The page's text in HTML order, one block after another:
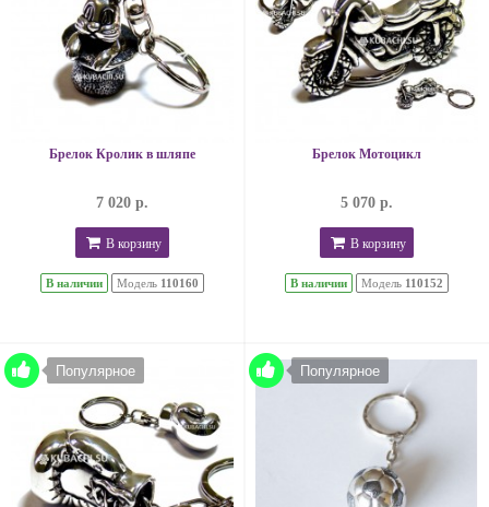
Брелок Кролик в шляпе
7 020 р.
В корзину
В наличии Модель 110160
Брелок Мотоцикл
5 070 р.
В корзину
В наличии Модель 110152
Популярное Популярное